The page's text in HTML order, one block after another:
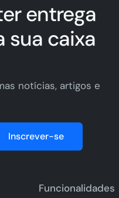
entrega
sua caixa
notícias, artigos e
Inscrever-se
Funcionalidades